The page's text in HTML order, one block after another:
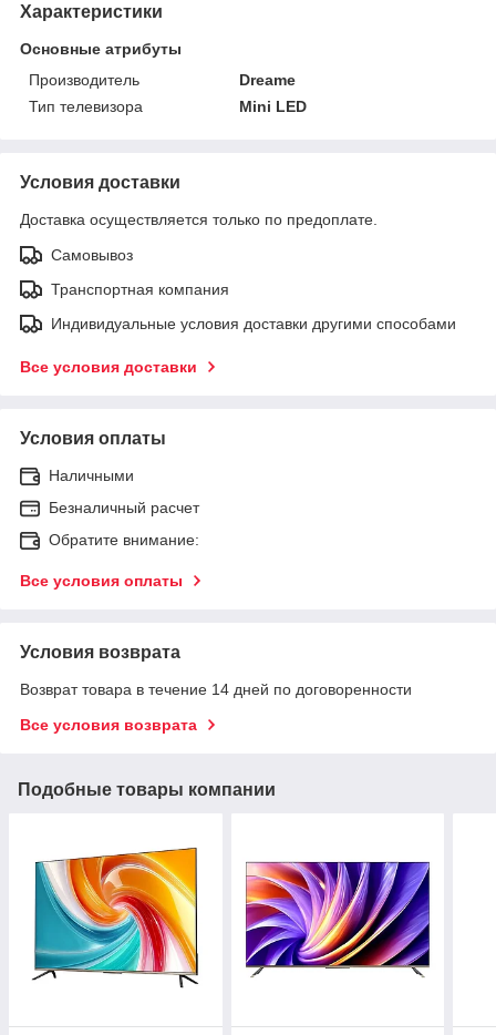
Характеристики
Основные атрибуты
Производитель
Dreame
Тип телевизора
Mini LED
Условия доставки
Доставка осуществляется только по предоплате.
Самовывоз
Транспортная компания
Индивидуальные условия доставки другими способами
Все условия доставки
Условия оплаты
Наличными
Безналичный расчет
Обратите внимание:
Все условия оплаты
Условия возврата
Возврат товара в течение 14 дней по договоренности
Все условия возврата
Подобные товары компании